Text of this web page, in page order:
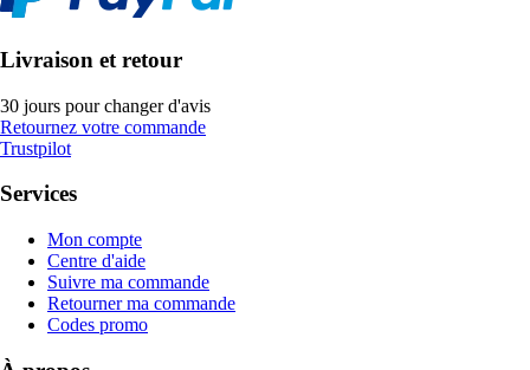
Livraison et retour
30 jours pour changer d'avis
Retournez votre commande
Trustpilot
Services
Mon compte
Centre d'aide
Suivre ma commande
Retourner ma commande
Codes promo